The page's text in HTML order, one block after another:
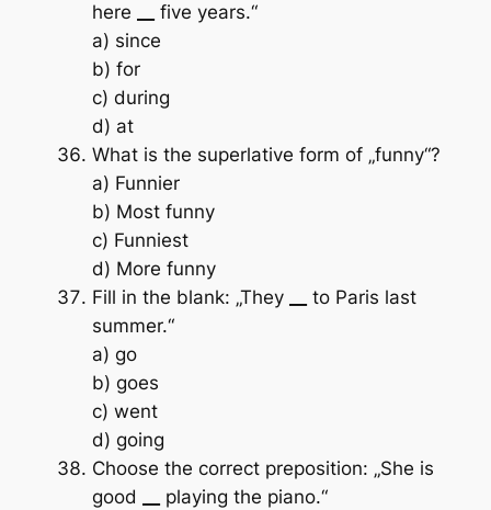
here
five years.“
a) since
b) for
c) during
d) at
What is the superlative form of „funny“?
a) Funnier
b) Most funny
c) Funniest
d) More funny
Fill in the blank: „They
to Paris last
summer.“
a) go
b) goes
c) went
d) going
Choose the correct preposition: „She is
good
playing the piano.“